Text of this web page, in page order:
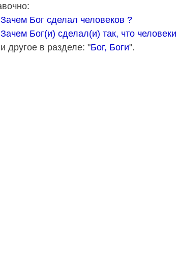
Зачем Бог сделал человеков ?
Зачем Бог(и) сделал(и) так, что
в разделе: "Бог, Боги".